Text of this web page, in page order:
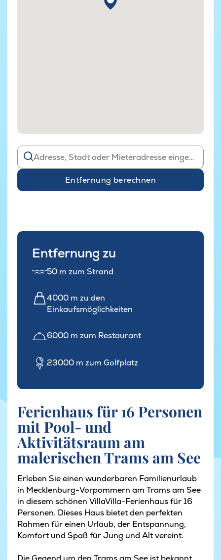
Entfernung berechnen
Entfernung zu
50 m zum Strand
4000 m zu den
Einkaufsmöglichkeiten
6000 m zum Restaurant
23000 m zum Golfplatz
Ferienhaus für 16 Personen
mit Pool- und
Aktivitätsraum am
malerischen Trams am See
Erleben Sie einen wunderbaren Familienurlaub
in Mecklenburg-Vorpommern am Trams am See
in diesem schönen VillaVilla-Ferienhaus für 16
Personen. Dieses Haus bietet den perfekten
Rahmen für einen Urlaub, der Entspannung,
Komfort und Spaß für Jung und Alt vereint.